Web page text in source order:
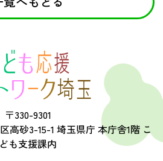
〒330-9301
高砂3-15-1 埼玉県庁 本庁舎1階 こ
ども支援課内